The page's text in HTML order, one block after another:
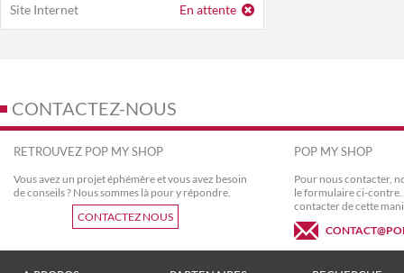
Site Internet
En attente
CONTACTEZ-NOUS
RETROUVEZ POP MY SHOP
Vous avez un projet éphémère et vous avez besoin
de conseils ? Nous sommes là pour y répondre.
CONTACTEZ NOUS
POP MY SHOP
Pour nous contacter,
le formulaire ci-contre.
contacter de cette